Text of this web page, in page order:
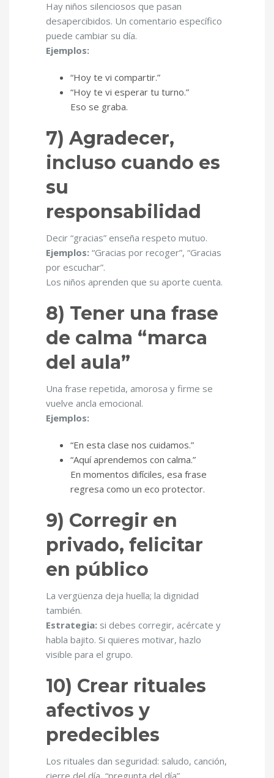
Hay niños silenciosos que pasan
desapercibidos. Un comentario específico
puede cambiar su día.
Ejemplos:
“Hoy te vi compartir.”
“Hoy te vi esperar tu turno.”
Eso se graba.
7) Agradecer,
incluso cuando es
su
responsabilidad
Decir “gracias” enseña respeto mutuo.
Ejemplos: “Gracias por recoger”, “Gracias
por escuchar”.
Los niños aprenden que su aporte cuenta.
8) Tener una frase
de calma “marca
del aula”
Una frase repetida, amorosa y firme se
vuelve ancla emocional.
Ejemplos:
“En esta clase nos cuidamos.”
“Aquí aprendemos con calma.”
En momentos difíciles, esa frase
regresa como un eco protector.
9) Corregir en
privado, felicitar
en público
La vergüenza deja huella; la dignidad
también.
Estrategia: si debes corregir, acércate y
habla bajito. Si quieres motivar, hazlo
visible para el grupo.
10) Crear rituales
afectivos y
predecibles
Los rituales dan seguridad: saludo, canción,